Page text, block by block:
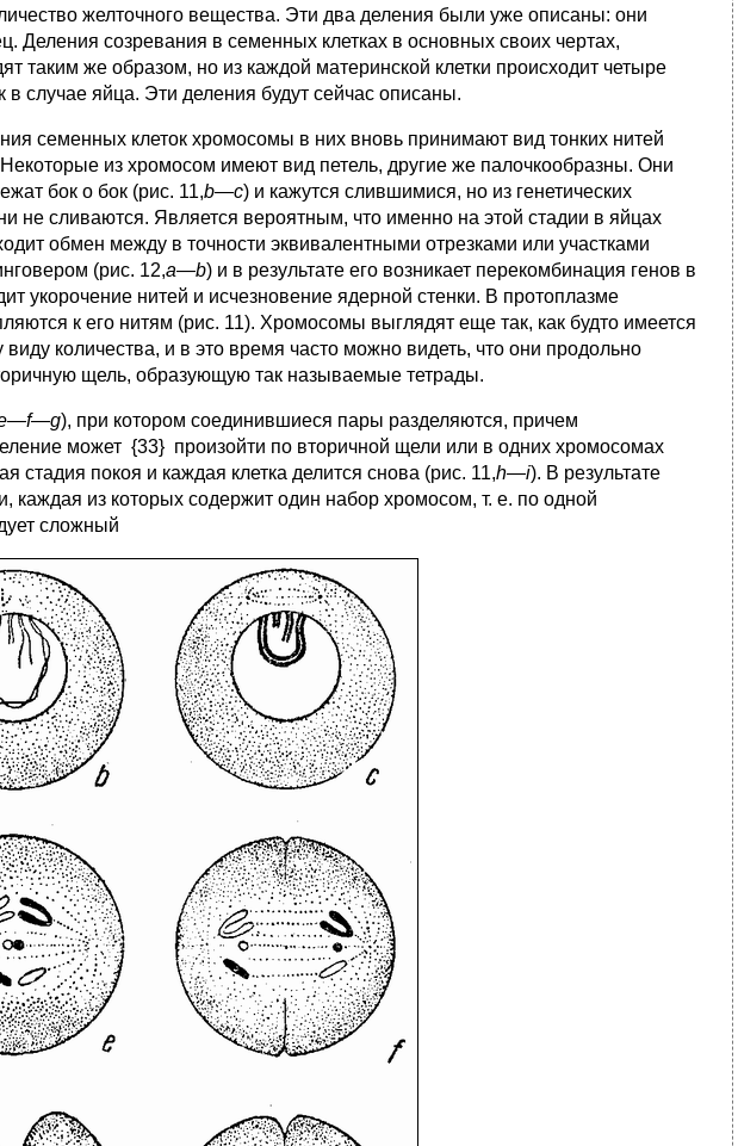
желточного вещества. Эти два деления были уже описаны: они
Деления созревания в семенных клетках в основных своих чертах,
таким же образом, но из каждой материнской клетки происходит четыре
случае яйца. Эти деления будут сейчас описаны.
семенных клеток хромосомы в них вновь принимают вид тонких нитей
из хромосом имеют вид петель, другие же палочкообразны. Они
бок о бок (рис. 11,b—с) и кажутся слившимися, но из генетических
не сливаются. Является вероятным, что именно на этой стадии в яйцах
обмен между в точности эквивалентными отрезками или участками
(рис. 12,а—b) и в результате его возникает перекомбинация генов в
укорочение нитей и исчезновение ядерной стенки. В протоплазме
к его нитям (рис. 11). Хромосомы выглядят еще так, как будто имеется
количества, и в это время часто можно видеть, что они продольно
щель, образующую так называемые тетрады.
), при котором соединившиеся пары разделяются, причем
может {33} произойти по вторичной щели или в одних хромосомах
стадия покоя и каждая клетка делится снова (рис. 11,h—i). В результате
каждая из которых содержит один набор хромосом, т. е. по одной
сложный